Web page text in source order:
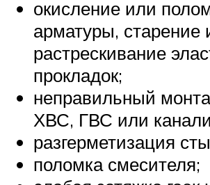
окисление или
арматуры, старение
растрескивание
прокладок;
неправильный
ХВС, ГВС или
разгерметизация
поломка смесителя;